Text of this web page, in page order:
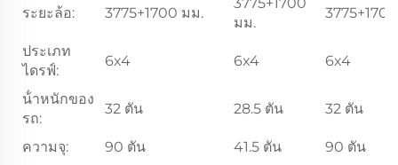
ระยะล้อ: 3775+1700 มม.
มม.
ประเภท
ไดรฟ์:
6x4 6x4 6x4
น้ําหนักของ
รถ:
32 ตัน 28.5 ตัน 32 ตัน
ความจุ: 90 ตัน 41.5 ตัน
90 ตัน